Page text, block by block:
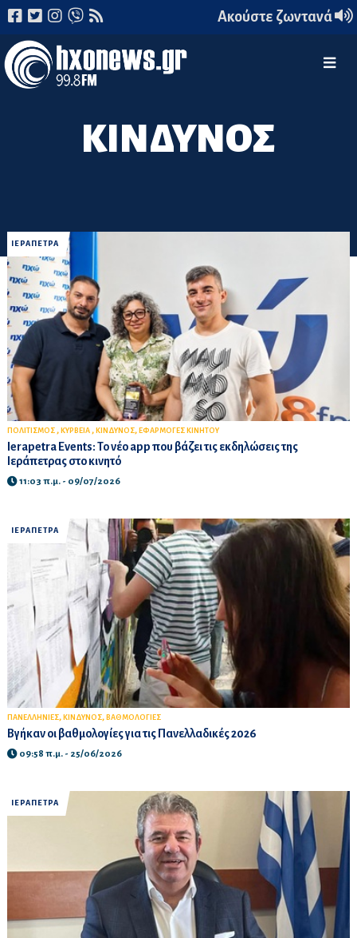
Ακούστε ζωντανά
ΚΙΝΔΥΝΟΣ
ΙΕΡΑΠΕΤΡΑ
ΠΟΛΙΤΙΣΜΟΣ , ΚΥΡΒΕΙΑ , ΚΙΝΔΥΝΟΣ, ΕΦΑΡΜΟΓΕΣ ΚΙΝΗΤΟΥ
Ierapetra Events: Το νέο app που βάζει τις εκδηλώσεις της
Ιεράπετρας στο κινητό
11:03 π.μ. - 09/07/2026
ΙΕΡΑΠΕΤΡΑ
ΠΑΝΕΛΛΗΝΙΕΣ, ΚΙΝΔΥΝΟΣ, ΒΑΘΜΟΛΟΓΙΕΣ
Βγήκαν οι βαθμολογίες για τις Πανελλαδικές 2026
09:58 π.μ. - 25/06/2026
ΙΕΡΑΠΕΤΡΑ